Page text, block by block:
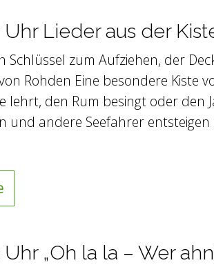
Uhr Lieder aus der
Schlüssel zum Aufziehen, der
Rohden Eine besondere Kiste
lehrt, den Rum besingt oder den
und andere Seefahrer
Uhr „Oh la la – Wer